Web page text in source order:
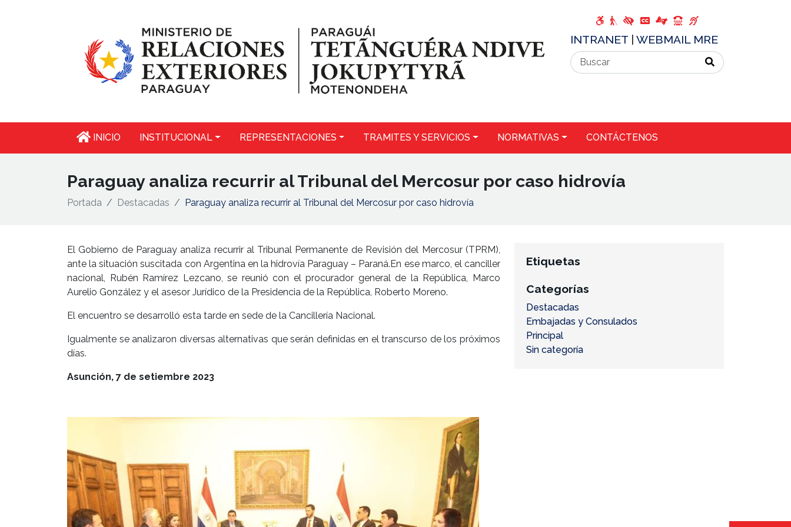
INTRANET WEBMAIL MRE
INICIO INSTITUCIONAL REPRESENTACIONES TRAMITES Y SERVICIOS NORMATIVAS CONTÁCTENOS
Paraguay analiza recurrir al Tribunal del Mercosur por caso hidrovía
Portada Destacadas Paraguay analiza recurrir al Tribunal del Mercosur por caso hidrovía
El Gobierno de Paraguay analiza recurrir al Tribunal Permanente de Revisión del Mercosur (TPRM),
ante la situación suscitada con Argentina en la hidrovía Paraguay – Paraná.En ese marco, el canciller
nacional, Rubén Ramírez Lezcano, se reunió con el procurador general de la República, Marco
Aurelio González y el asesor Jurídico de la Presidencia de la República, Roberto Moreno.
El encuentro se desarrolló esta tarde en sede de la Cancillería Nacional.
Igualmente se analizaron diversas alternativas que serán definidas en el transcurso de los próximos
días.
Asunción, 7 de setiembre 2023
Etiquetas
Categorías
Destacadas
Embajadas y Consulados
Principal
Sin categoría